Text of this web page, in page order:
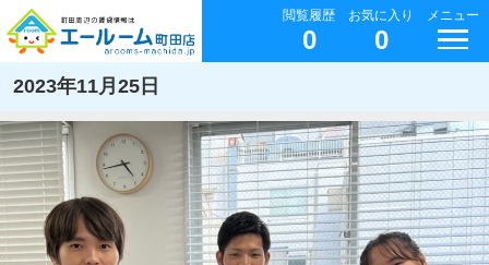
閲覧履歴
0
お気に入り
0
メニュー
2023年11月25日